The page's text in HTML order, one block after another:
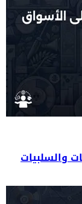
والسلبيات